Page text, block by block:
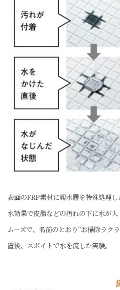
表面のFRP素材に親水層を特殊処理
水効果で皮脂などの汚れの下に水が
ムーズで、名前のとおり“お掃除ラク
置後、スポイトで水を流した実験。